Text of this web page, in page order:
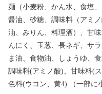
麺（小麦粉、かん水、食塩
醤油、砂糖、調味料（アミ
油、みりん、料理酒）、甘
んにく、玉葱、長ネギ、サ
ま油、食物油、しょうゆ、
調味料(アミノ酸)、甘味料(
色料(ウコン、黄4) （一部に